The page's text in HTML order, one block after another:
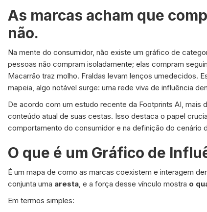
As marcas acham que
não.
Na mente do consumidor, não existe um gráfico de
pessoas não compram isoladamente; elas compram
Macarrão traz molho. Fraldas levam lenços umedecidos.
mapeia, algo notável surge: uma rede viva de influência
De acordo com um estudo recente da Footprints AI,
conteúdo atual de suas cestas. Isso destaca o papel
comportamento do consumidor e na definição do cenário
O que é um Gráfico de
É um mapa de como as marcas coexistem e interagem
conjunta uma aresta, e a força desse vínculo mostra o
Em termos simples: